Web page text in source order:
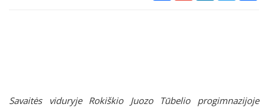
Savaitės viduryje Rokiškio Juozo Tūbelio progimnazijoje